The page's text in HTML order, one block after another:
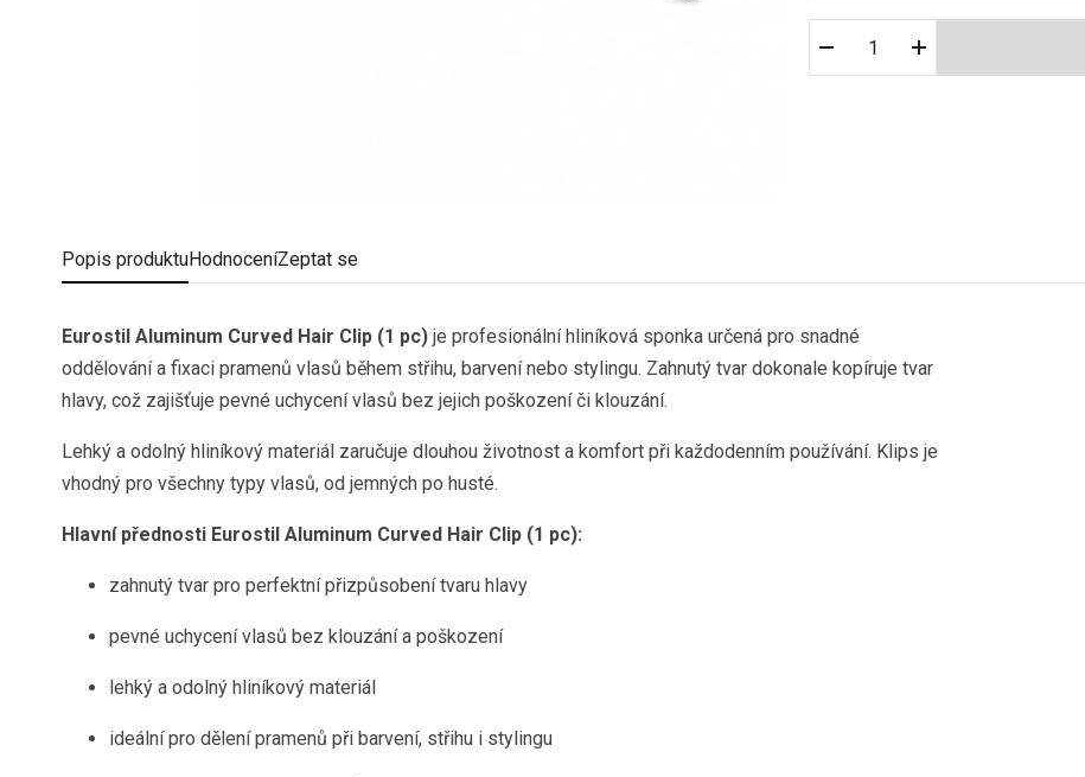
Popis produktuHodnoceníZeptat se
Eurostil Aluminum Curved Hair Clip (1 pc) je profesionální hliníková sponka určená pro snadné
oddělování a fixaci pramenů vlasů během střihu, barvení nebo stylingu. Zahnutý tvar dokonale kopíruje tvar
hlavy, což zajišťuje pevné uchycení vlasů bez jejich poškození či klouzání.
Lehký a odolný hliníkový materiál zaručuje dlouhou životnost a komfort při každodenním používání. Klips je
vhodný pro všechny typy vlasů, od jemných po husté.
Hlavní přednosti Eurostil Aluminum Curved Hair Clip (1 pc):
zahnutý tvar pro perfektní přizpůsobení tvaru hlavy
pevné uchycení vlasů bez klouzání a poškození
lehký a odolný hliníkový materiál
ideální pro dělení pramenů při barvení, střihu i stylingu